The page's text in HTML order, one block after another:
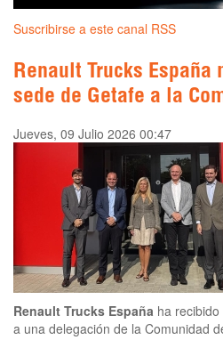
Suscribirse a este canal RSS
Renault Trucks España
sede de Getafe a la
Jueves, 09 Julio 2026 00:47
Renault Trucks España ha
a una delegación de la Comunidad